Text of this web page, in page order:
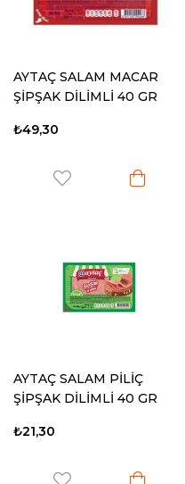
AYTAÇ SALAM MACAR
ŞİPŞAK DİLİMLİ 40 GR
₺49,30
AYTAÇ SALAM PİLİÇ
ŞİPŞAK DİLİMLİ 40 GR
₺21,30